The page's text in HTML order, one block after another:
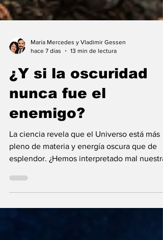
hace 7 días
13 min de lectura
¿Y si la oscuridad
nunca fue el
enemigo?
La ciencia revela que el Universo está más
pleno de materia y energía oscura que de
esplendor. ¿Hemos interpretado mal